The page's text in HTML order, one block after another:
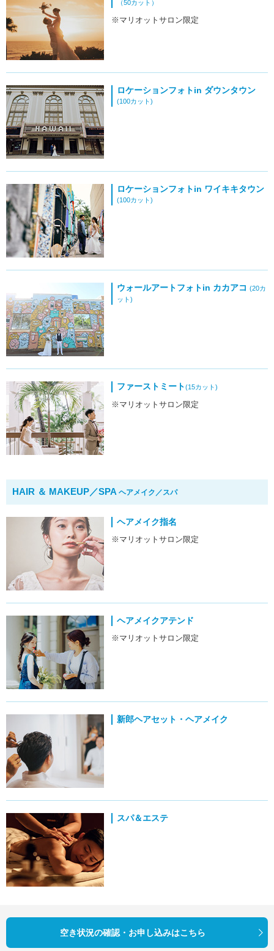
（50カット）
※マリオットサロン限定
ロケーションフォトin ダウンタウン
(100カット)
ロケーションフォトin ワイキキタウン
(100カット)
ウォールアートフォトin カカアコ (20カ
ット)
ファーストミート(15カット)
※マリオットサロン限定
HAIR ＆ MAKEUP／SPA ヘアメイク／スパ
ヘアメイク指名
※マリオットサロン限定
ヘアメイクアテンド
※マリオットサロン限定
新郎ヘアセット・ヘアメイク
スパ＆エステ
空き状況の確認・お申し込みはこちら